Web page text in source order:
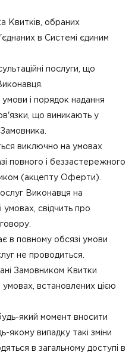
Квитків, обраних
в Системі єдиним
послуги, що
умови і порядок надання
що виникають у
виключно на умовах
повного і беззастережного
(акцепту Оферти).
Виконавця на
свідчить про
в повному обсязі умови
не проводиться.
Замовником Квитки
встановлених цією
який момент вносити
якому випадку такі зміни
в загальному доступі в